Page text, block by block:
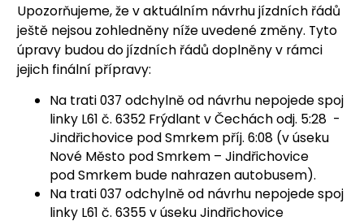
Upozorňujeme, že v aktuálním návrhu jízdních řádů
ještě nejsou zohledněny níže uvedené změny. Tyto
úpravy budou do jízdních řádů doplněny v rámci
jejich finální přípravy:
Na trati 037 odchylně od návrhu nepojede spoj
linky L61 č. 6352 Frýdlant v Čechách odj. 5:28 -
Jindřichovice pod Smrkem příj. 6:08 (v úseku
Nové Město pod Smrkem – Jindřichovice
pod Smrkem bude nahrazen autobusem).
Na trati 037 odchylně od návrhu nepojede spoj
linky L61 č. 6355 v úseku Jindřichovice